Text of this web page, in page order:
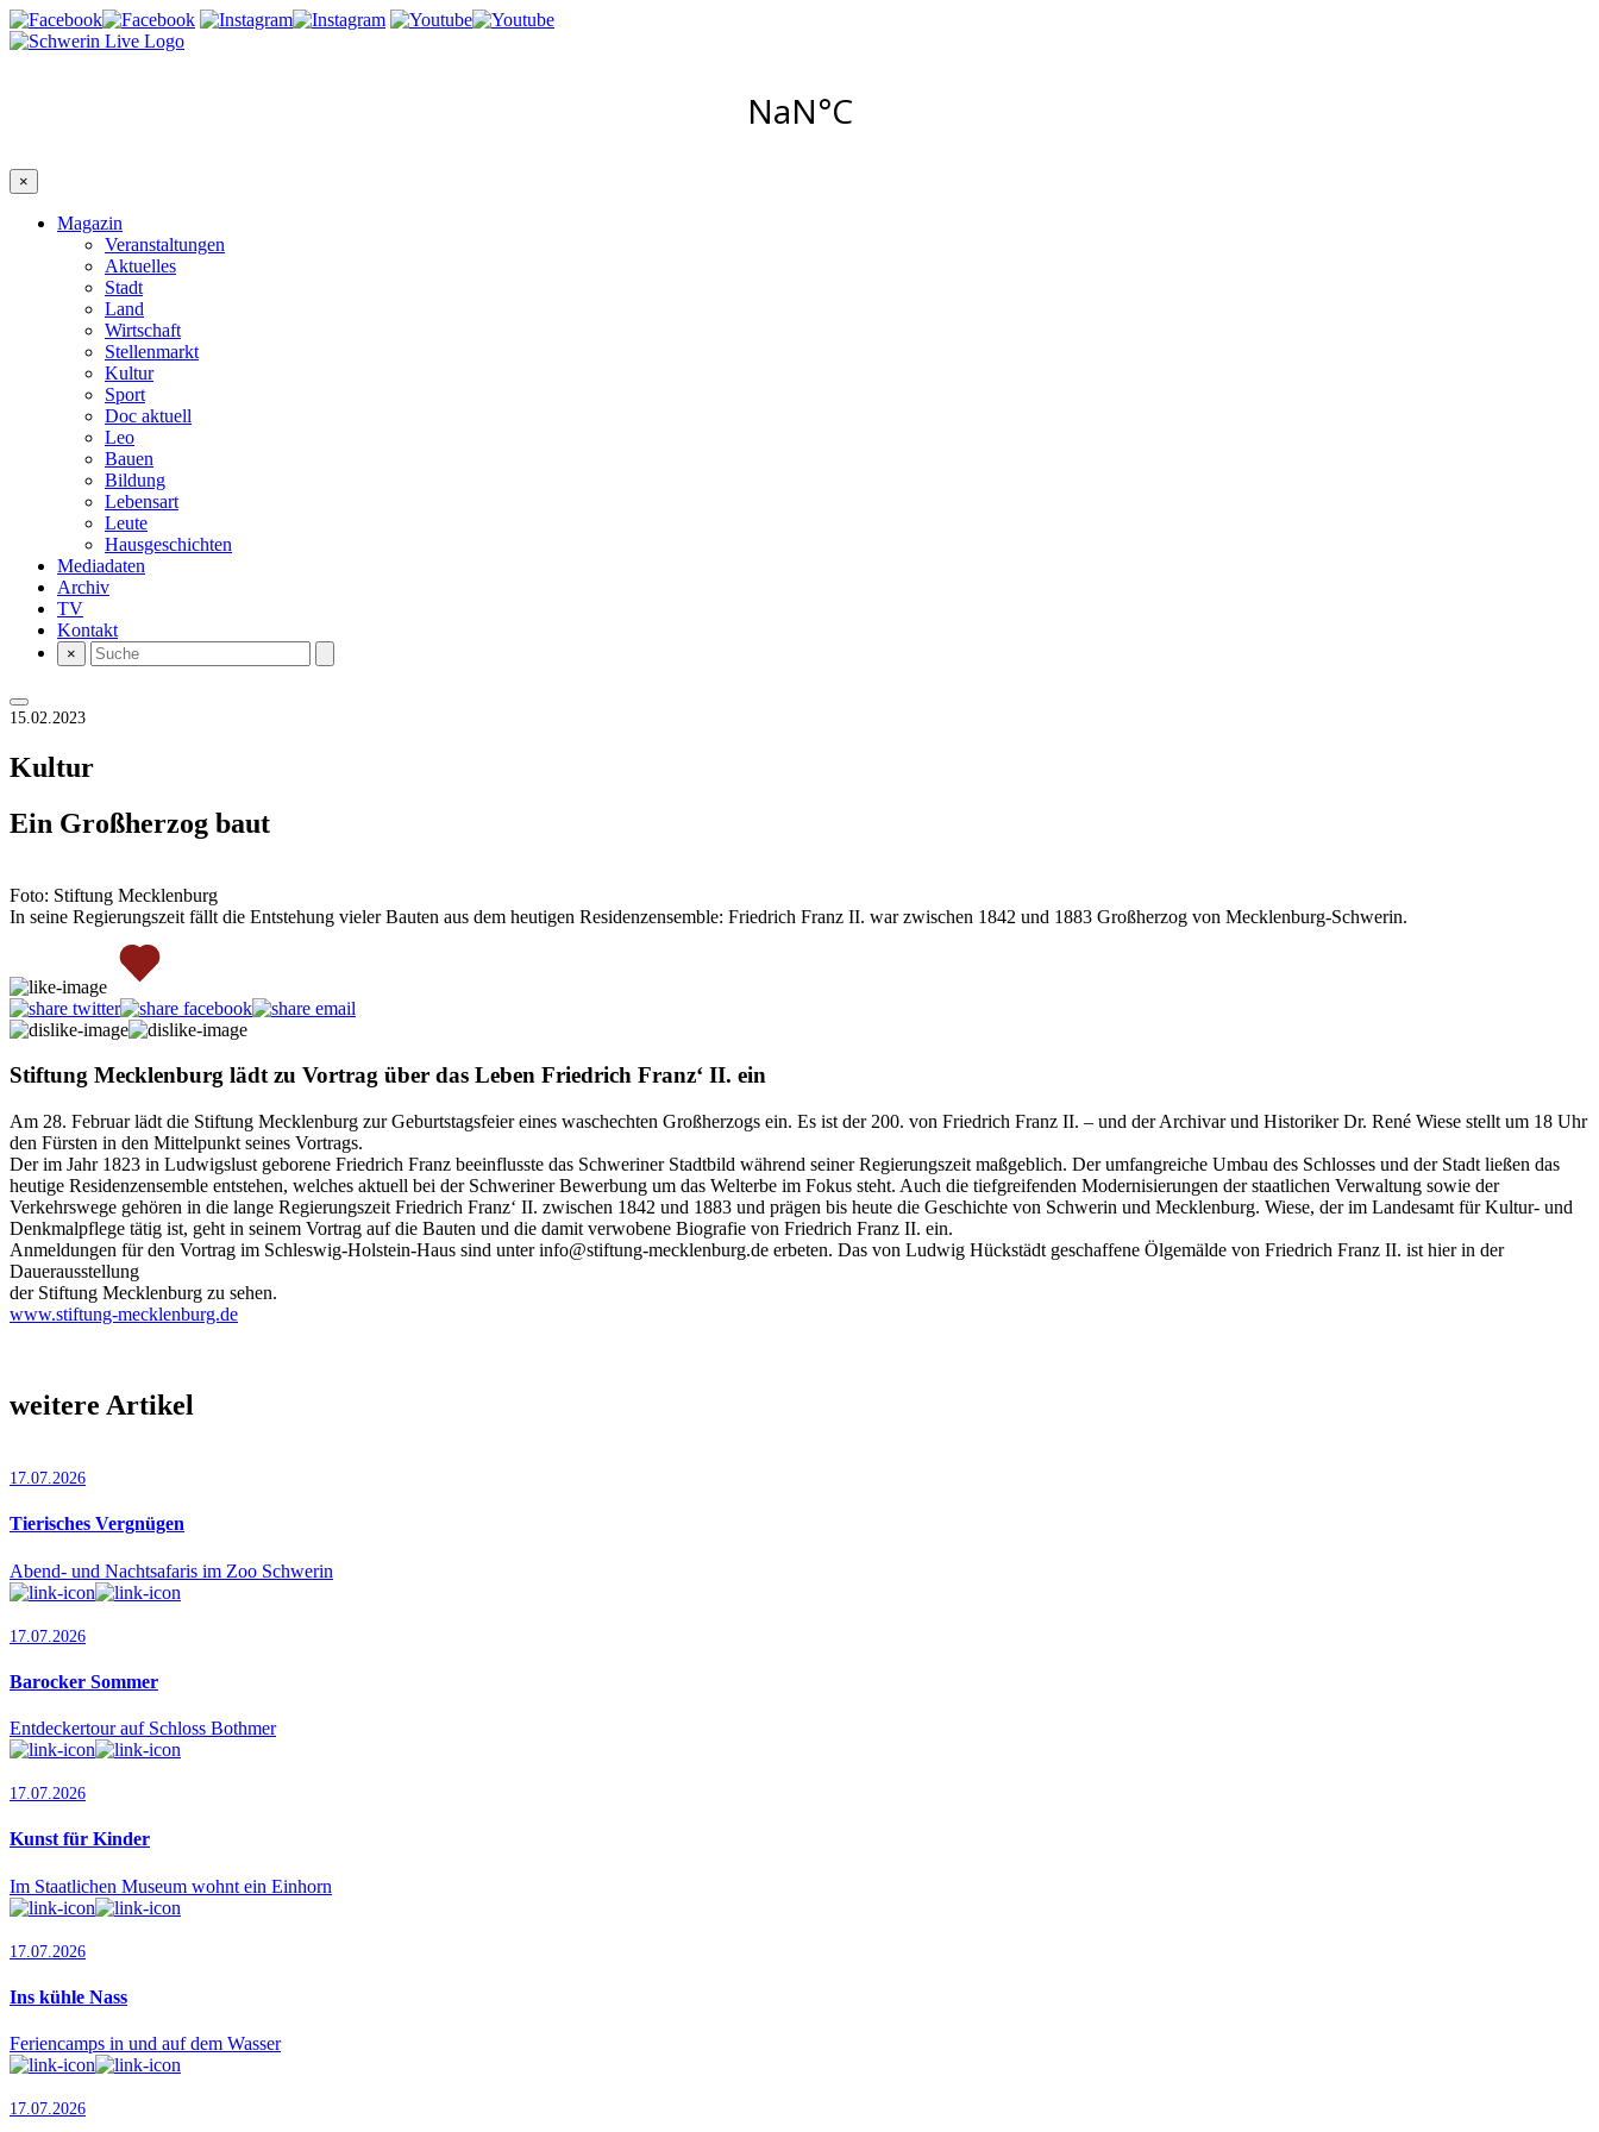
×
Magazin
Veranstaltungen
Aktuelles
Stadt
Land
Wirtschaft
Stellenmarkt
Kultur
Sport
Doc aktuell
Leo
Bauen
Bildung
Lebensart
Leute
Hausgeschichten
Mediadaten
Archiv
TV
Kontakt
×
15.02.2023
Kultur
Ein Großherzog baut
Foto: Stiftung Mecklenburg
In seine Regierungszeit fällt die Entstehung vieler Bauten aus dem heutigen Residenzensemble: Friedrich Franz II. war zwischen 1842 und 1883 Großherzog von Mecklenburg-Schwerin.
Stiftung Mecklenburg lädt zu Vortrag über das Leben Friedrich Franz‘ II. ein
Am 28. Februar lädt die Stiftung Mecklenburg zur Geburtstagsfeier eines waschechten Großherzogs ein. Es ist der 200. von Friedrich Franz II. – und der Archivar und Historiker Dr. René Wiese stellt um 18 Uhr
den Fürsten in den Mittelpunkt seines Vortrags.
Der im Jahr 1823 in Ludwigslust geborene Friedrich Franz beeinflusste das Schweriner Stadtbild während seiner Regierungszeit maßgeblich. Der umfangreiche Umbau des Schlosses und der Stadt ließen das
heutige Residenzensemble entstehen, welches aktuell bei der Schweriner Bewerbung um das Welterbe im Fokus steht. Auch die tiefgreifenden Modernisierungen der staatlichen Verwaltung sowie der
Verkehrswege gehören in die lange Regierungszeit Friedrich Franz‘ II. zwischen 1842 und 1883 und prägen bis heute die Geschichte von Schwerin und Mecklenburg. Wiese, der im Landesamt für Kultur- und
Denkmalpflege tätig ist, geht in seinem Vortrag auf die Bauten und die damit verwobene Biografie von Friedrich Franz II. ein.
Anmeldungen für den Vortrag im Schleswig-Holstein-Haus sind unter info@stiftung-mecklenburg.de erbeten. Das von Ludwig Hückstädt geschaffene Ölgemälde von Friedrich Franz II. ist hier in der
Dauerausstellung
der Stiftung Mecklenburg zu sehen.
www.stiftung-mecklenburg.de
weitere Artikel
17.07.2026
Tierisches Vergnügen
Abend- und Nachtsafaris im Zoo Schwerin
17.07.2026
Barocker Sommer
Entdeckertour auf Schloss Bothmer
17.07.2026
Kunst für Kinder
Im Staatlichen Museum wohnt ein Einhorn
17.07.2026
Ins kühle Nass
Feriencamps in und auf dem Wasser
17.07.2026